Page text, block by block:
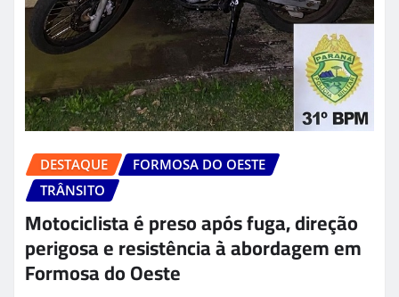
DESTAQUE
FORMOSA DO OESTE
TRÂNSITO
Motociclista é preso após fuga, direção
perigosa e resistência à abordagem em
Formosa do Oeste